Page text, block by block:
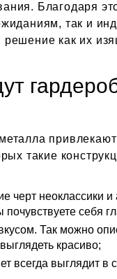
Благодаря
так и
как их
такие
черт неоклассики и
себя
Так можно
красиво;
всегда выглядит в